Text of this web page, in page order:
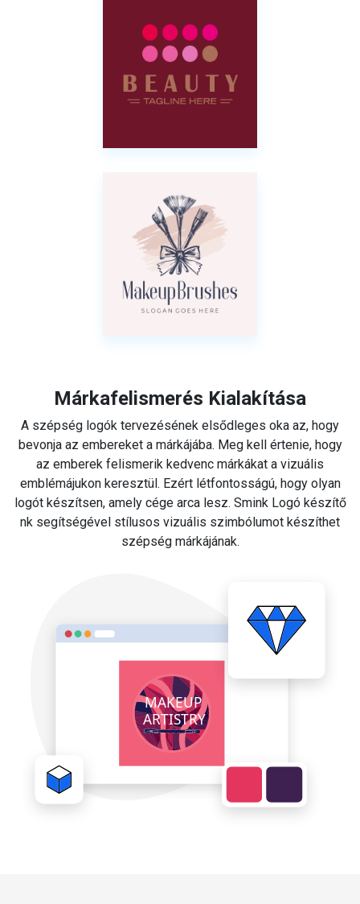
Márkafelismerés Kialakítása
A szépség logók tervezésének elsődleges oka az, hogy
bevonja az embereket a márkájába. Meg kell értenie, hogy
az emberek felismerik kedvenc márkákat a vizuális
emblémájukon keresztül. Ezért létfontosságú, hogy olyan
logót készítsen, amely cége arca lesz. Smink Logó készítő
nk segítségével stílusos vizuális szimbólumot készíthet
szépség márkájának.